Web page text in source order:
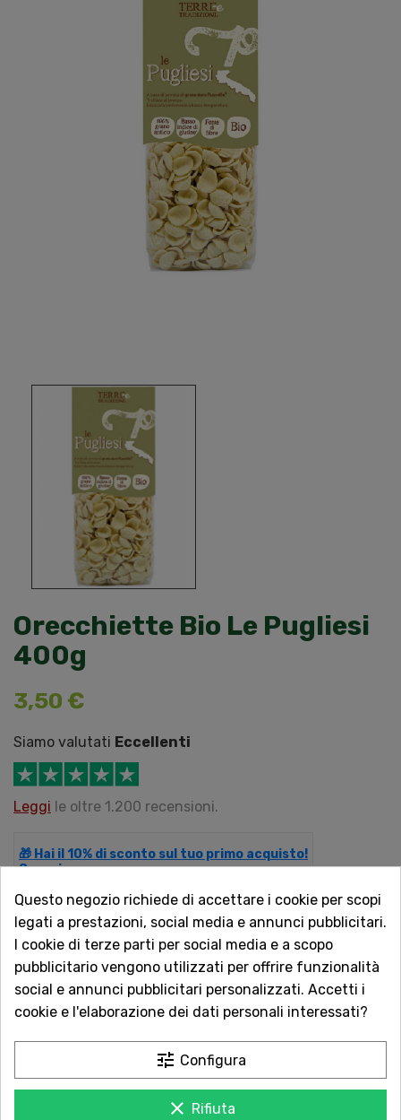
Orecchiette Bio Le Pugliesi
400g
3,50 €
Siamo valutati Eccellenti
Leggi le oltre 1.200 recensioni.
🎁 Hai il 10% di sconto sul tuo primo acquisto!
Scopri come.
QUANTITÀ
Questo negozio richiede di accettare i cookie per scopi
legati a prestazioni, social media e annunci pubblicitari.
I cookie di terze parti per social media e a scopo
pubblicitario vengono utilizzati per offrire funzionalità
social e annunci pubblicitari personalizzati. Accetti i
cookie e l'elaborazione dei dati personali interessati?
tune Configura
clear Rifiuta